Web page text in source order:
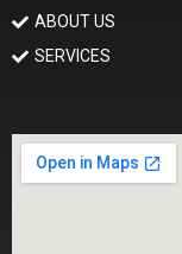
ABOUT US
SERVICES